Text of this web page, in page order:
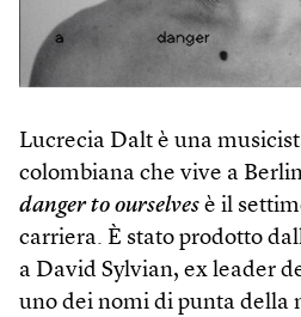
Lucrecia Dalt è una
colombiana che vive a
danger to ourselves è il
carriera. È stato prodotto
a David Sylvian, ex leader
uno dei nomi di punta della